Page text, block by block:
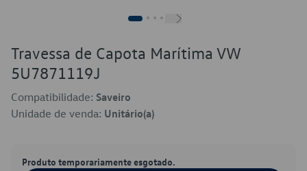
Travessa de Capota Marítima VW
5U7871119J
Compatibilidade: Saveiro
Unidade de venda: Unitário(a)
Produto temporariamente esgotado.